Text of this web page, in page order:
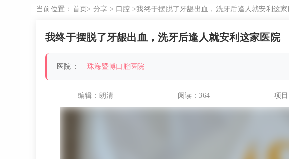
当前位置： 首页> 分享 > 口腔 >我终于摆脱了牙龈出血，洗牙后逢人就安利这家
我终于摆脱了牙龈出血，洗牙后逢人就安利这家医院
医院： 珠海暨博口腔医院
编辑：朗清 阅读：364 项目